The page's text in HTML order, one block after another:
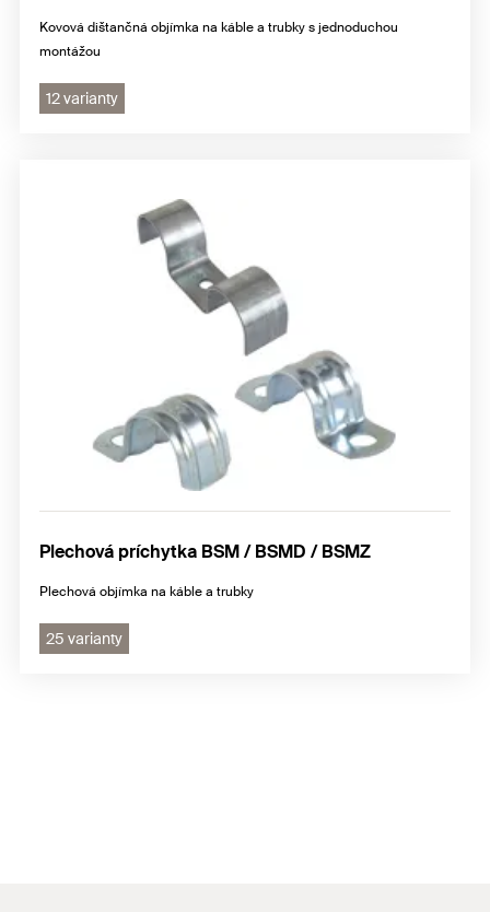
Kovová dištančná objímka na káble a trubky s jednoduchou
montážou
12 varianty
Plechová príchytka BSM / BSMD / BSMZ
Plechová objímka na káble a trubky
25 varianty